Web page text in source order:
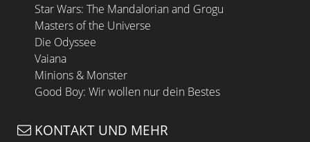
Star Wars: The Mandalorian and Grogu
Masters of the Universe
Die Odyssee
Vaiana
Minions & Monster
Good Boy: Wir wollen nur dein Bestes
KONTAKT UND MEHR